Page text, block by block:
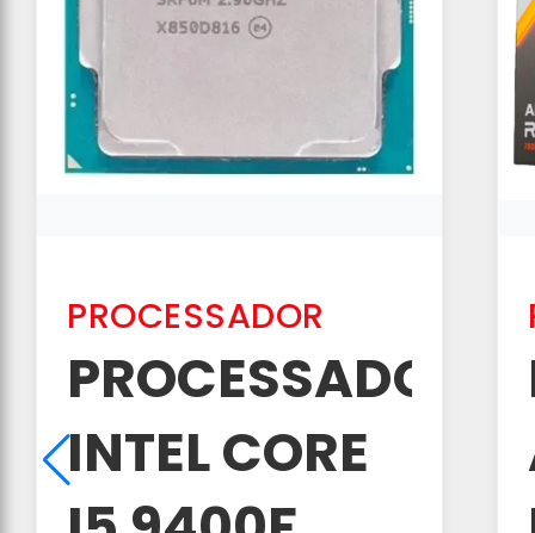
PROCESSADOR
PROCESSADOR
INTEL CORE